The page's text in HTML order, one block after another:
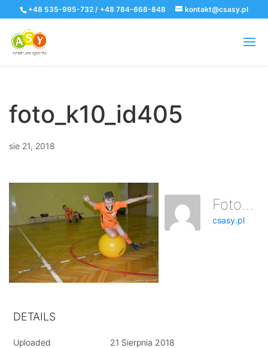
+48 535-995-732 / +48 784-668-848 kontakt@csasy.pl
foto_k10_id405
sie 21, 2018
Foto_k10_id405
csasy.pl
DETAILS
Uploaded 21 Sierpnia 2018